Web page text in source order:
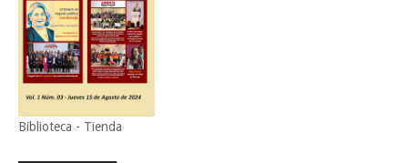
Biblioteca - Tienda